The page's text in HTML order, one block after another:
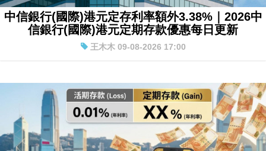
中信銀行(國際)港元定存利率額外3.38%｜2026中
信銀行(國際)港元定期存款優惠每日更新
王木木 09-08-2026 17:00